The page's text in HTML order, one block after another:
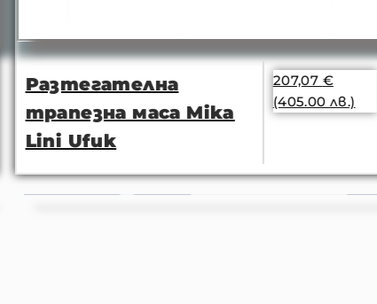
Разтегателна
трапезна маса Mika
Lini Ufuk
207,07€
(405.00 лв.)